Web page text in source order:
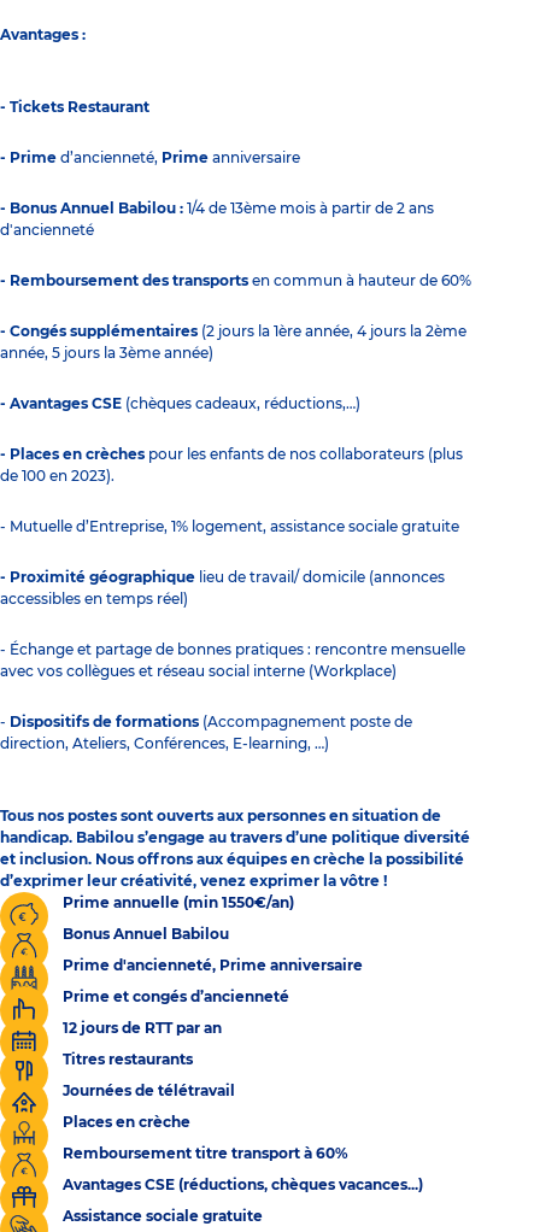
Avantages :
- Tickets Restaurant
- Prime d’ancienneté, Prime anniversaire
- Bonus Annuel Babilou : 1/4 de 13ème mois à partir de 2 ans
d'ancienneté
- Remboursement des transports en commun à hauteur de 60%
- Congés supplémentaires (2 jours la 1ère année, 4 jours la 2ème
année, 5 jours la 3ème année)
- Avantages CSE (chèques cadeaux, réductions,…)
- Places en crèches pour les enfants de nos collaborateurs (plus
de 100 en 2023).
- Mutuelle d’Entreprise, 1% logement, assistance sociale gratuite
- Proximité géographique lieu de travail/ domicile (annonces
accessibles en temps réel)
- Échange et partage de bonnes pratiques : rencontre mensuelle
avec vos collègues et réseau social interne (Workplace)
- Dispositifs de formations (Accompagnement poste de
direction, Ateliers, Conférences, E-learning, …)
Tous nos postes sont ouverts aux personnes en situation de
handicap. Babilou s’engage au travers d’une politique diversité
et inclusion. Nous offrons aux équipes en crèche la possibilité
d’exprimer leur créativité, venez exprimer la vôtre !
Prime annuelle (min 1550€/an)
Bonus Annuel Babilou
Prime d'ancienneté, Prime anniversaire
Prime et congés d’ancienneté
12 jours de RTT par an
Titres restaurants
Journées de télétravail
Places en crèche
Remboursement titre transport à 60%
Avantages CSE (réductions, chèques vacances...)
Assistance sociale gratuite